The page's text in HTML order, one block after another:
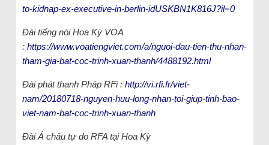
to-kidnap-ex-executive-in-berlin-idUSKBN1K816J?il=0
Đài tiếng nói Hoa Kỳ VOA
: https://www.voatiengviet.com/a/nguoi-dau-tien-thu-nhan-
tham-gia-bat-coc-trinh-xuan-thanh/4488192.html
Đài phát thanh Pháp RFi : http://vi.rfi.fr/viet-
nam/20180718-nguyen-huu-long-nhan-toi-giup-tinh-bao-
viet-nam-bat-coc-trinh-xuan-thanh
Đài Á châu tự do RFA tại Hoa Kỳ